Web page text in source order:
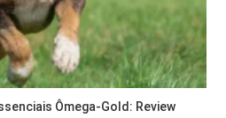
Ômega-Gold: Review